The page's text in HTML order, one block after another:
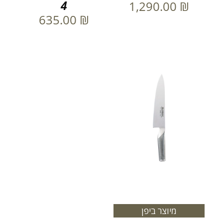
1,290.00 ₪
4
635.00 ₪
מיוצר ביפן